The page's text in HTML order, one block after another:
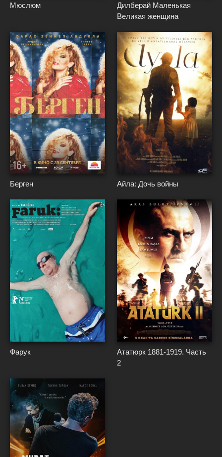
Мюслюм
Дилберай Маленькая
Великая женщина
{*}*
Берген
Айла: Дочь войны
{* }*
Фарук
}*
Ататюрк 1881-1919. Часть
2